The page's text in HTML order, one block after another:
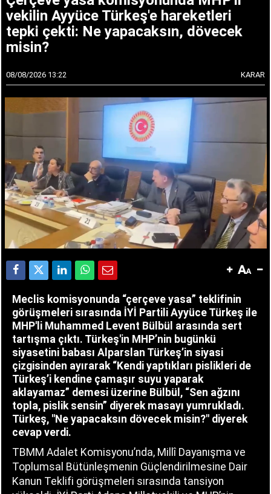
vekilin Ayyüce Türkeş'e hareketleri
tepki çekti: Ne yapacaksın, dövecek
misin?
08/08/2026 13:22 KARAR
Meclis komisyonunda “çerçeve yasa” teklifinin
görüşmeleri sırasında İYİ Partili Ayyüce Türkeş ile
MHP'li Muhammed Levent Bülbül arasında sert
tartışma çıktı. Türkeş'in MHP’nin bugünkü
siyasetini babası Alparslan Türkeş’in siyasi
çizgisinden ayırarak “Kendi yaptıkları pislikleri de
Türkeş’i kendine çamaşır suyu yaparak
aklayamaz” demesi üzerine Bülbül, “Sen ağzını
topla, pislik sensin” diyerek masayı yumrukladı.
Türkeş, "Ne yapacaksın dövecek misin?" diyerek
cevap verdi.
TBMM Adalet Komisyonu’nda, Millî Dayanışma ve
Toplumsal Bütünleşmenin Güçlendirilmesine Dair
Kanun Teklifi görüşmeleri sırasında tansiyon